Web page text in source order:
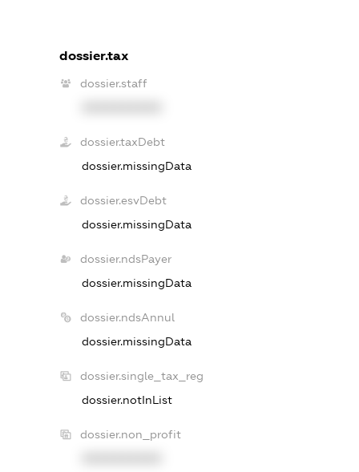
dossier.tax
dossier.staff
dossier.taxDebt
dossier.missingData
dossier.esvDebt
dossier.missingData
dossier.ndsPayer
dossier.missingData
dossier.ndsAnnul
dossier.missingData
dossier.single_tax_reg
dossier.notInList
dossier.non_profit